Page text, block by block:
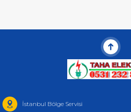
İstanbul Bölge Servisi